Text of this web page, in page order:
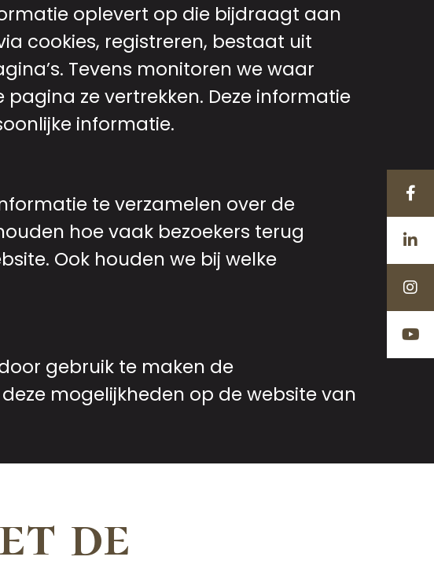
oplevert op die bijdraagt aan
cookies, registreren, bestaat uit
Tevens monitoren we waar
ze vertrekken. Deze informatie
informatie.
te verzamelen over de
hoe vaak bezoekers terug
Ook houden we bij welke
gebruik te maken de
mogelijkheden op de website van
de